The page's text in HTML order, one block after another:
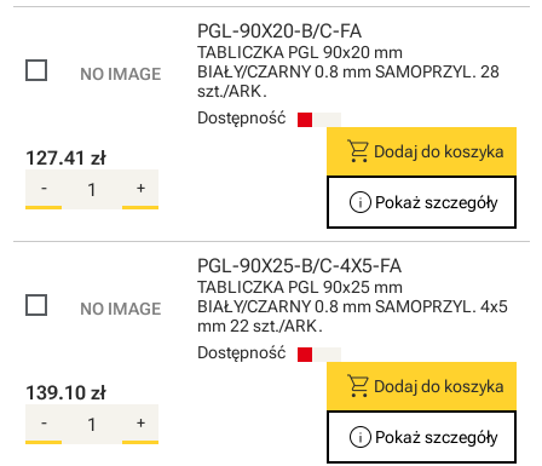
PGL-90X20-B/C-FA
TABLICZKA PGL 90x20 mm
BIAŁY/CZARNY 0.8 mm SAMOPRZYL. 28
szt./ARK.
Dostępność
127.41 zł
- +
shopping_cart Dodaj do koszyka
info Pokaż szczegóły
PGL-90X25-B/C-4X5-FA
TABLICZKA PGL 90x25 mm
BIAŁY/CZARNY 0.8 mm SAMOPRZYL. 4x5
mm 22 szt./ARK.
Dostępność
139.10 zł
- +
shopping_cart Dodaj do koszyka
info Pokaż szczegóły